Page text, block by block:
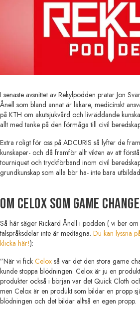
I senaste avsnittet av Rekylpodden pratar Jon
Ånell som bland annat är läkare, medicinskt
på KTH om akutsjukvård och livräddande
allt med tanke på den förmåga till civil
Extra roligt för oss på ADCURIS så lyfter de
kunskaper- och då framför allt vikten av att
tourniquet och tryckförband inom civil
grundkunskap som alla bör ha- inte bara
Om Celox som game
Så här säger Rickard Ånell i podden ( vi ber om
talspråksdelar inte är medtagna. Du kan lyssna
klicka här!):
”När vi fick Celox så var det den stora game
kunde stoppa blödningen. Celox är ju en
produkter också i början var det Quick Cloth
men Celox är en produkt som bildar en propp
blödningen och det bildar alltså en egen propp.